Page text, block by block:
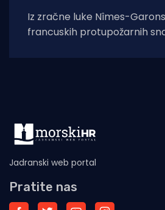
Iz zračne luke Nîmes-
francuskih protupožarnih
Jadranski web portal
Pratite nas